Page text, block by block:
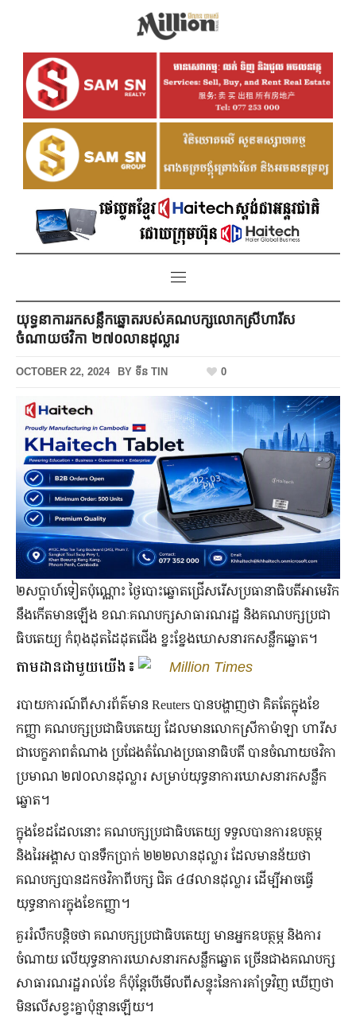
យុទ្ធនាការរកសន្លឹកឆ្នោតរបស់គណបក្សលោកស្រីហារីស
ចំណាយថវិកា ២៧០លានដុល្លារ
OCTOBER 22, 2024 BY ទីន TIN 0
២សប្ដាហ៍ទៀតប៉ុណ្ណោះ ថ្ងៃបោះឆ្នោតជ្រើសរើសប្រធានាធិបតីអាមេរិក
នឹងកើតមានឡើង ខណៈគណបក្សសាធារណរដ្ឋ និងគណបក្សប្រជា
ធិបតេយ្យ កំពុងដុតដៃដុតជើង ខ្នះខ្នែងឃោសនារកសន្លឹកឆ្នោត។
តាមដានជាមួយយើង៖ Million Times
របាយការណ៍ពីសារព័ត៌មាន Reuters បានបង្ហាញថា គិតតែក្នុងខែ
កញ្ញា គណបក្សប្រជាធិបតេយ្យ ដែលមានលោកស្រីកាម៉ាឡា ហារីស
ជាបេក្ខភាពតំណាង ប្រជែងតំណែងប្រធានាធិបតី បានចំណាយថវិកា
ប្រមាណ ២៧០លានដុល្លារ សម្រាប់យុទ្ធនាការឃោសនារកសន្លឹក
ឆ្នោត។
ក្នុងខែដដែលនោះ គណបក្សប្រជាធិបតេយ្យ ទទួលបានការឧបត្ថម្ភ
និងរៃអង្គាស បានទឹកប្រាក់ ២២២លានដុល្លារ ដែលមានន័យថា
គណបក្សបានដកថវិកាពីបក្ស ជិត ៤៨លានដុល្លារ ដើម្បីអាចធ្វើ
យុទ្ធនាការក្នុងខែកញ្ញា។
គួររំលឹកបន្តិចថា គណបក្សប្រជាធិបតេយ្យ មានអ្នកឧបត្ថម្ភ និងការ
ចំណាយ លើយុទ្ធនាការឃោសនារកសន្លឹកឆ្នោត ច្រើនជាងគណបក្ស
សាធារណរដ្ឋរាល់ខែ ក៏ប៉ុន្តែបើមើលពីសន្ទុះនៃការគាំទ្រវិញ ឃើញថា
មិនលើសខ្វះគ្នាប៉ុន្មានឡើយ។